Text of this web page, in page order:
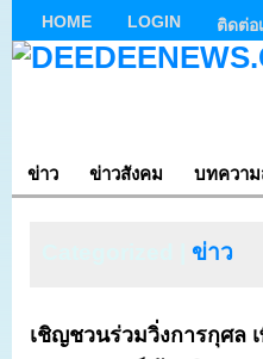
HOME LOGIN ติดต่อ
ข่าว ข่าวสังคม บทควา
ข่าว
เชิญชวนร่วมวิ่งการกุศล